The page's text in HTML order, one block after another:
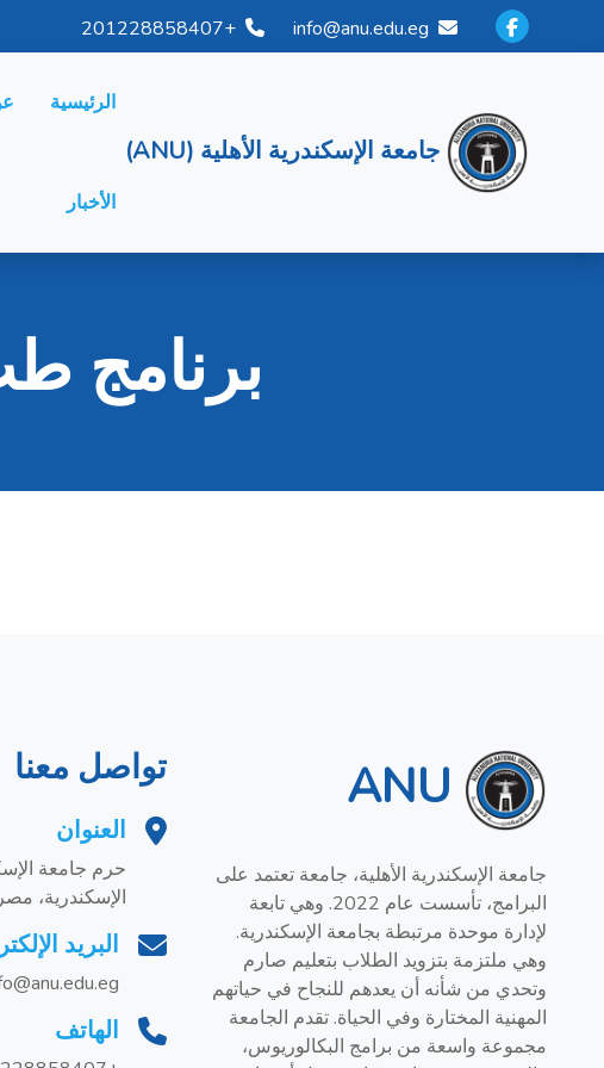
info@anu.edu.eg
+201228858407
جامعة الإسكندرية الأهلية (ANU)
الرئيسية
الأخبار
برنامج
ANU
جامعة الإسكندرية الأهلية، جامعة تعتمد على
البرامج، تأسست عام 2022. وهي تابعة
لإدارة موحدة مرتبطة بجامعة الإسكندرية.
وهي ملتزمة بتزويد الطلاب بتعليم صارم
وتحدي من شأنه أن يعدهم للنجاح في حياتهم
المهنية المختارة وفي الحياة. تقدم الجامعة
مجموعة واسعة من برامج البكالوريوس،
تواصل معنا
العنوان
حرم جامعة
الإسكندرية، مصر
البريد
الهاتف